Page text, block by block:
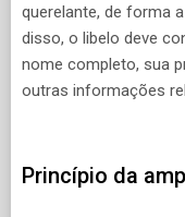
querelante, de forma
disso, o libelo deve
nome completo, sua
outras informações
Princípio da